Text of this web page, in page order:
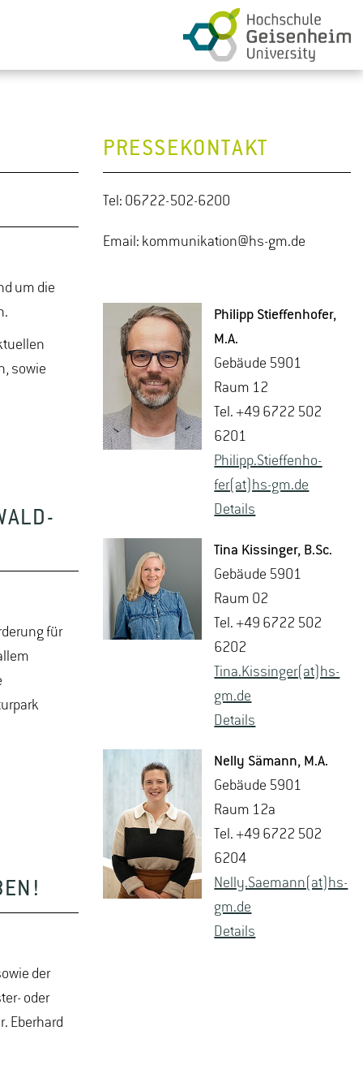
um die
sowie
für
der
oder
Eberhard
PRESSEKONTAKT
Tel: 06722-502-6200
Email: kommunikation@hs-gm.de
Phil­ipp Stief­fen­ho­fer,
M.A.
Ge­bäu­de 5901
Raum 12
Tel. +49 6722 502
6201
Phil­ipp.Stief­fen­ho­
fer(at)hs-​gm.​de
De­tails
Tina Kis­sin­ger, B.​Sc.
Ge­bäu­de 5901
Raum 02
Tel. +49 6722 502
6202
Tina.​Kissinger(at)hs-​
gm.​de
De­tails
Nelly Sä­mann, M.A.
Ge­bäu­de 5901
Raum 12a
Tel. +49 6722 502
6204
Nelly.​Saemann(at)hs-​
gm.​de
De­tails